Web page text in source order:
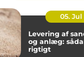
05. Jul
Levering af
og anlæg: sådan vælger du
rigtigt